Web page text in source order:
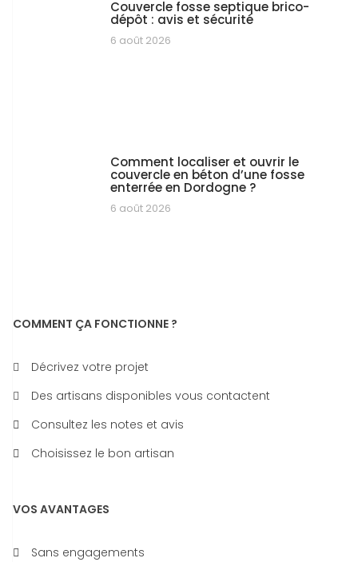
Couvercle fosse septique brico-
dépôt : avis et sécurité
6 août 2026
Comment localiser et ouvrir le
couvercle en béton d’une fosse
enterrée en Dordogne ?
6 août 2026
COMMENT ÇA FONCTIONNE ?
Décrivez votre projet
Des artisans disponibles vous contactent
Consultez les notes et avis
Choisissez le bon artisan
VOS AVANTAGES
Sans engagements